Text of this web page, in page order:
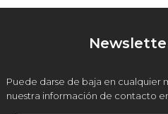
Puede darse de baja en cualquier
nuestra información de contacto